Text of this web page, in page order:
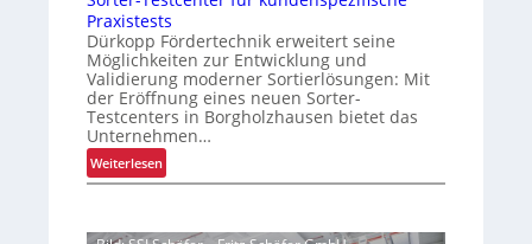
i
c
h
e
w
a
c
h
s
l
e
l
e
t
t
e
n
w
e
e
r
t
e
s
K
u
n
d
n
p
g
e
r
ü
s
e
Praxistests
Dürkopp Fördertechnik erweitert seine
Möglichkeiten zur Entwicklung und
Validierung moderner Sortierlösungen: Mit
der Eröffnung eines neuen Sorter-
Testcenters in Borgholzhausen bietet das
Unternehmen…
Weiterlesen:
S
r